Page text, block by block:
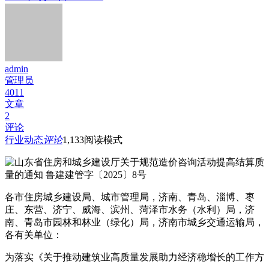
admin
管理员
4011
文章
2
评论
行业动态评论1,133阅读模式
各市住房城乡建设局、城市管理局，济南、青岛、淄博、枣
庄、东营、济宁、威海、滨州、菏泽市水务（水利）局，济
南、青岛市园林和林业（绿化）局，济南市城乡交通运输局，
各有关单位：
为落实《关于推动建筑业高质量发展助力经济稳增长的工作方